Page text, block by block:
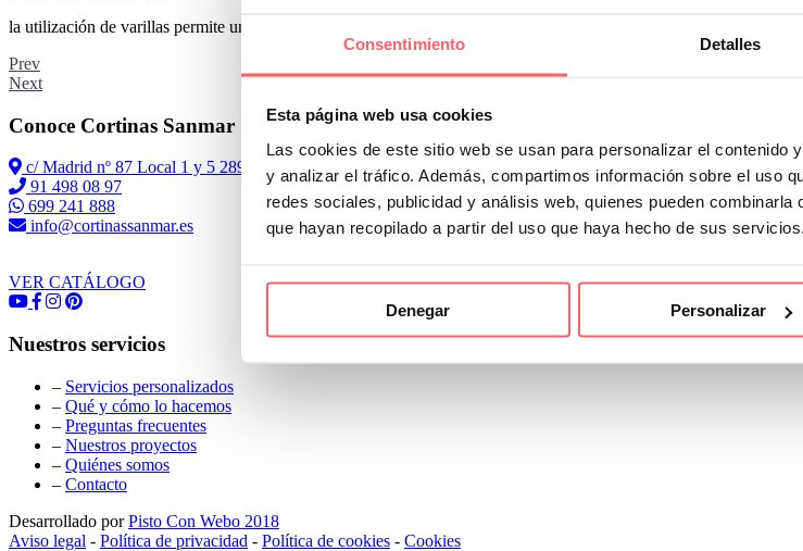
Consentimiento Detalles
Esta página web usa cookies
Las cookies de este sitio web se usan para personalizar el contenido
y analizar el tráfico. Además, compartimos información sobre el uso
redes sociales, publicidad y análisis web, quienes pueden
que hayan recopilado a partir del uso que haya hecho de sus servicios.
Denegar Personalizar
la utilización de varillas permite una subida del estor sin forma
Prev
Next
Conoce Cortinas Sanmar
c/ Madrid nº 87 Local 1 y 5 28970 Madrid
91 498 08 97
699 241 888
info@cortinassanmar.es
VER CATÁLOGO
Nuestros servicios
– Servicios personalizados
– Qué y cómo lo hacemos
– Preguntas frecuentes
– Nuestros proyectos
– Quiénes somos
– Contacto
Desarrollado porPisto Con Webo 2018
Aviso legal - Política de privacidad - Política de cookies - Cookies